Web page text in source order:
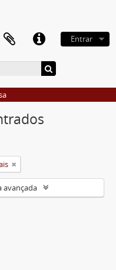
Entrar
avançada